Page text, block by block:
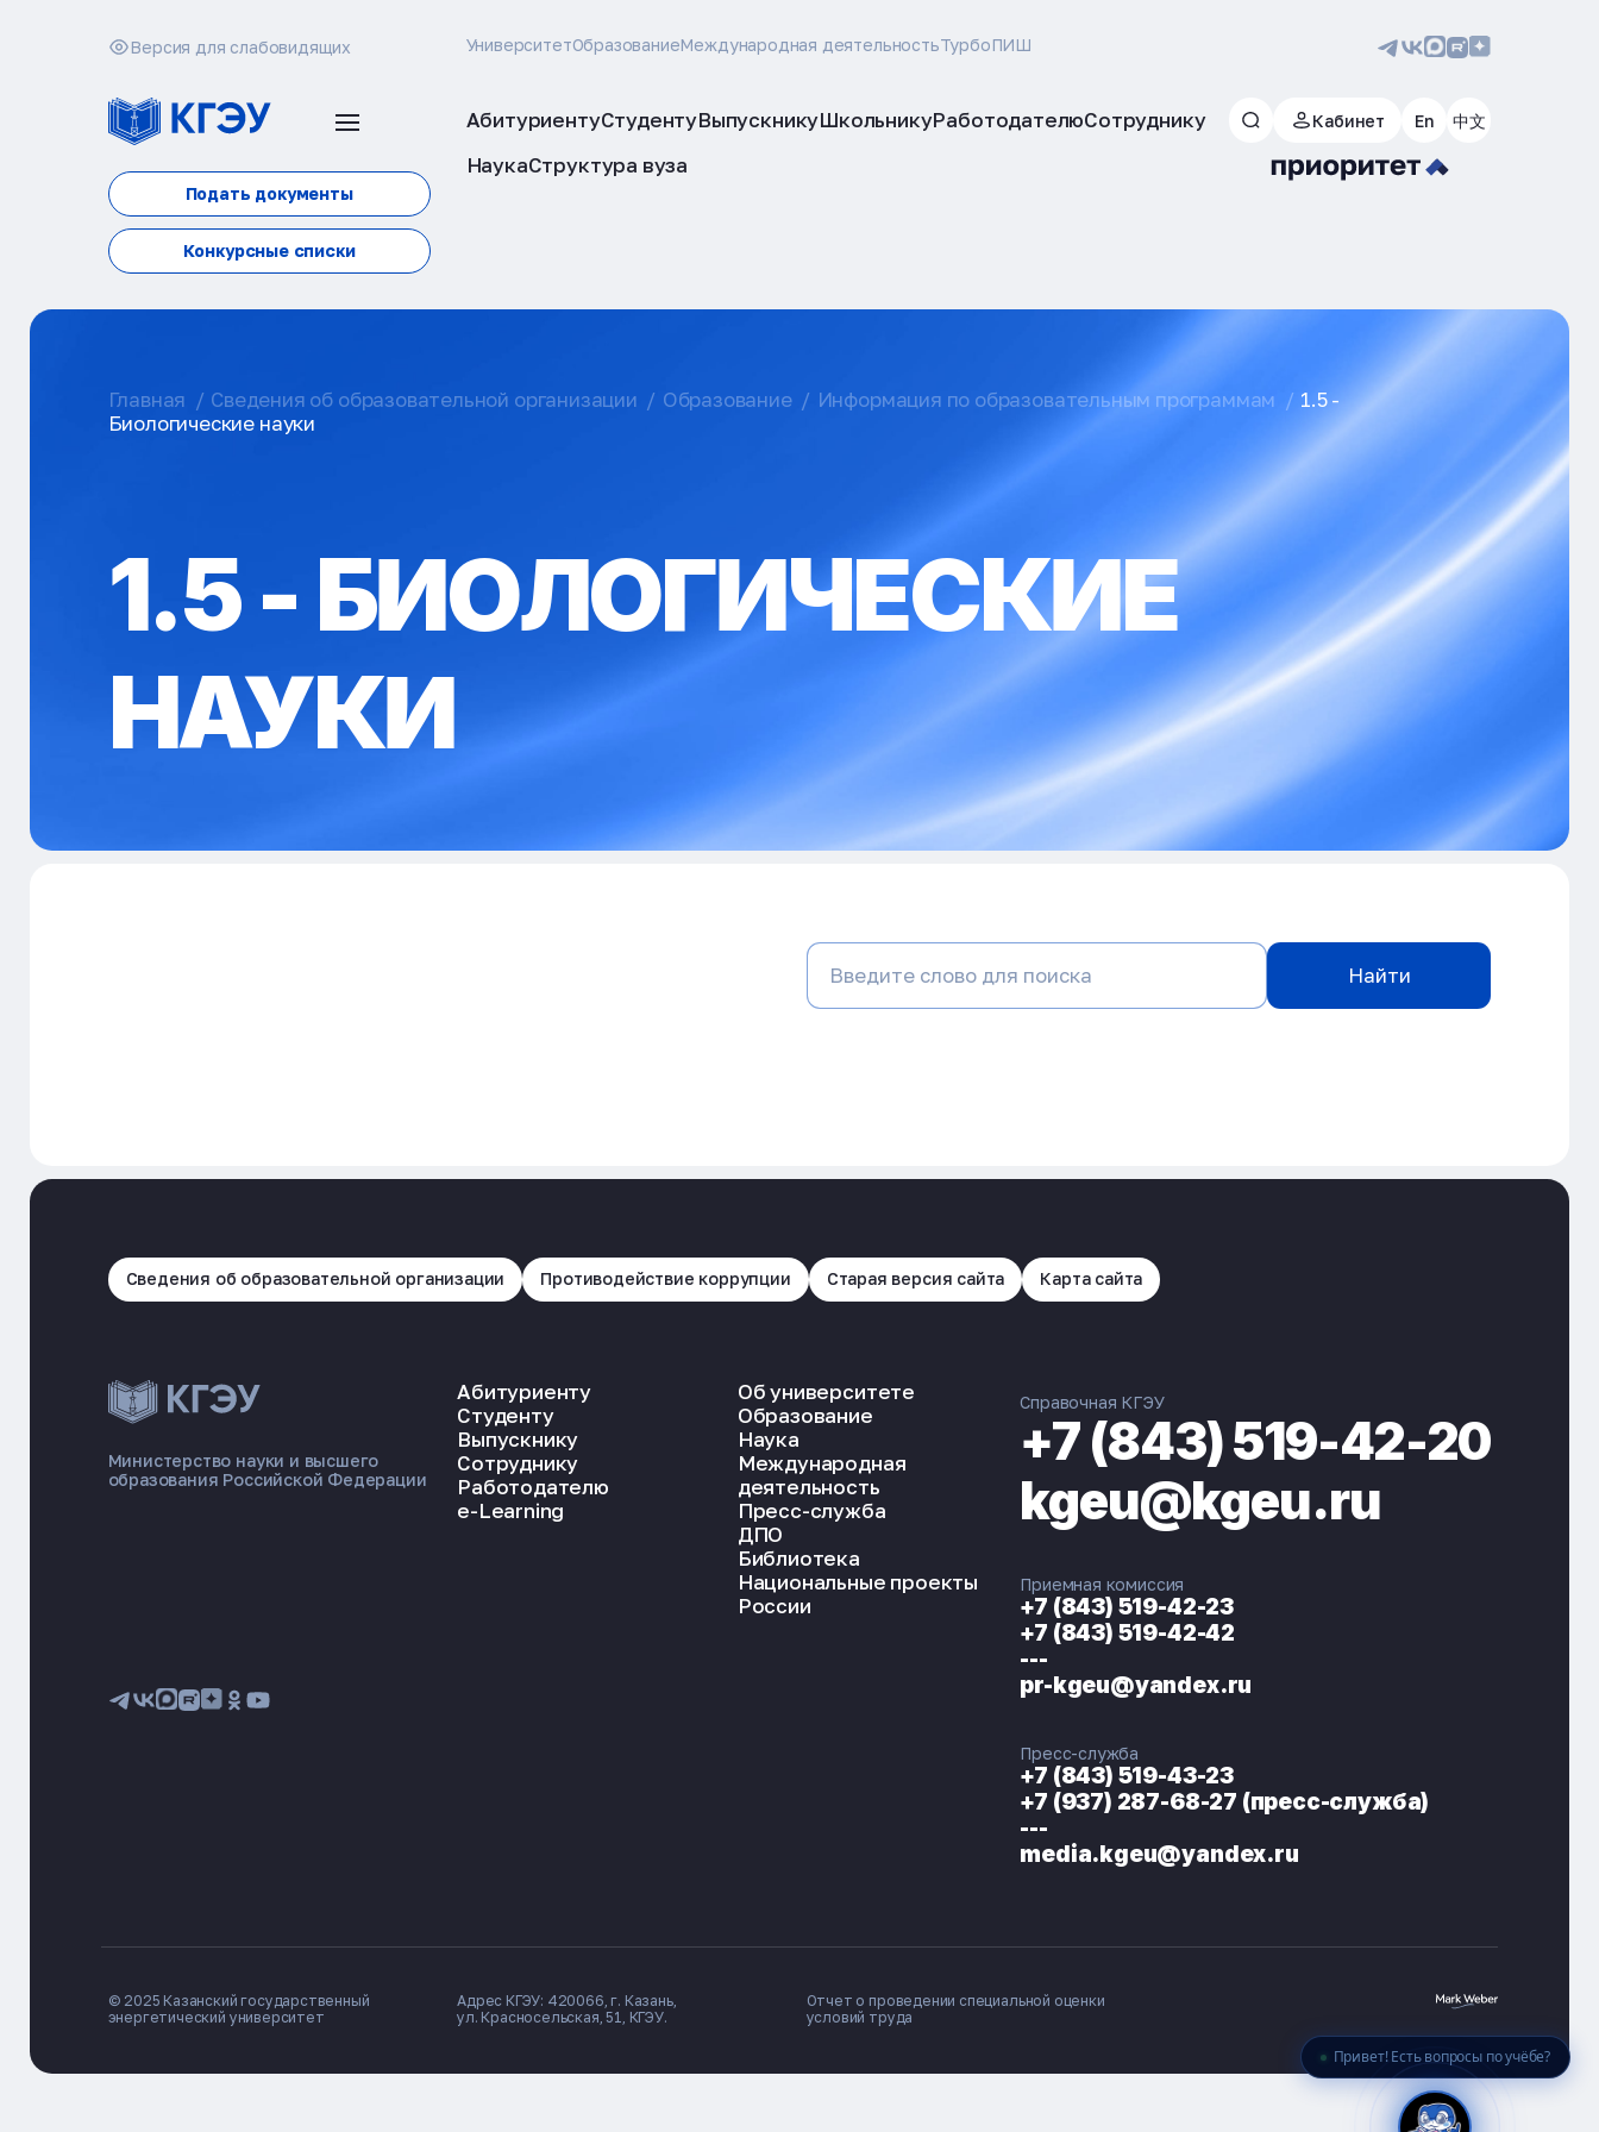
Версия для слабовидящих УниверситетОбразованиеМеждународная деятельностьТурбоПИШ
Подать документы
Конкурсные списки
АбитуриентуСтудентуВыпускникуШкольникуРаботодателюСотруднику
НаукаСтруктура вуза
Кабинет En 中文
Привет! Есть вопросы по учёбе?
ЭНЕРГОКОД — ПОМОЩНИК КГЭУ
Главная Сведения об образовательной организации Образование Информация по образовательным программам
1.5 -
Биологические науки
1.5 - БИОЛОГИЧЕСКИЕ
НАУКИ
Найти
Сведения об образовательной организации Противодействие коррупции Старая версия сайта Карта сайта
Министерство науки и высшего
образования Российской Федерации
Абитуриенту
Студенту
Выпускнику
Сотруднику
Работодателю
e-Learning
Об университете
Образование
Наука
Международная
деятельность
Пресс-служба
ДПО
Библиотека
Национальные проекты
России
Справочная КГЭУ
+7 (843) 519-42-20
kgeu@kgeu.ru
Приемная комиссия
+7 (843) 519-42-23
+7 (843) 519-42-42
---
pr-kgeu@yandex.ru
Пресс-служба
+7 (843) 519-43-23
+7 (937) 287-68-27 (пресс-служба)
---
media.kgeu@yandex.ru
© 2025 Казанский государственный
энергетический университет
Адрес КГЭУ: 420066, г. Казань,
ул. Красносельская, 51, КГЭУ.
Отчет о проведении специальной оценки
условий труда